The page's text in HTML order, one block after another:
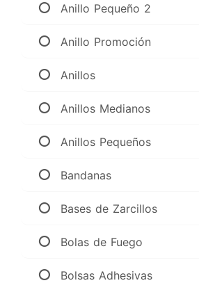
Anillo Pequeño 2
Anillo Promoción
Anillos
Anillos Medianos
Anillos Pequeños
Bandanas
Bases de Zarcillos
Bolas de Fuego
Bolsas Adhesivas